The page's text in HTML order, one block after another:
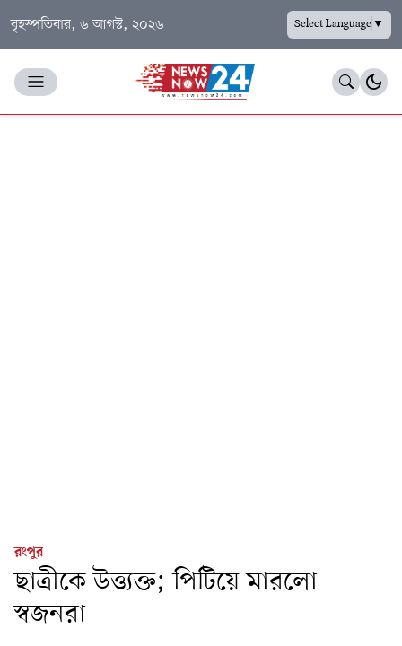
বৃহস্পতিবার, ৬ আগস্ট, ২০২৬ Select Language▼
রংপুর
ছাত্রীকে উত্ত্যক্ত; পিটিয়ে মারলো
স্বজনরা